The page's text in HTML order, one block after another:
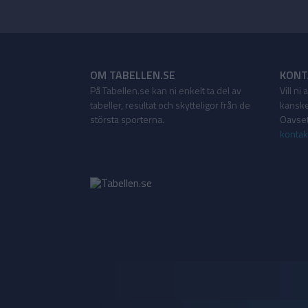
OM TABELLEN.SE
På Tabellen.se kan ni enkelt ta del av
tabeller, resultat och skytteligor från de
största sporterna.
Vill ni